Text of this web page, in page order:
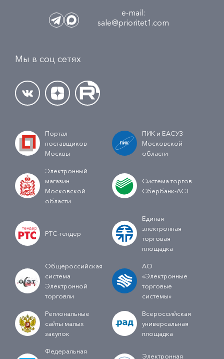
e-mail:
sale@prioritet1.com
Мы в соц сетях
Портал
поставщиков
Москвы
ПИК и ЕАСУЗ
Московской
области
Электронный
магазин
Московской
области
Система торгов
Сбербанк-АСТ
РТС-тендер
Единая
электронная
торговая
площадка
Общероссийская
система
Электронной
торговли
АО
«Электронные
торговые
системы»
Региональные
сайты малых
закупок
Всероссийская
универсальная
площадка
Федеральная
Электронная